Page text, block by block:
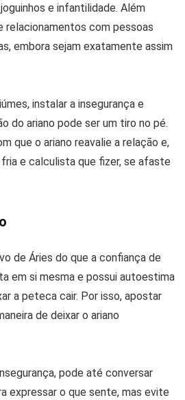
e infantilidade. Além
relacionamentos com pessoas
embora sejam exatamente assim
instalar a insegurança e
do ariano pode ser um tiro no pé.
que o ariano reavalie a relação e,
e calculista que fizer, se afaste
de Áries do que a confiança de
em si mesma e possui autoestima
a peteca cair. Por isso, apostar
de deixar o ariano
pode até conversar
expressar o que sente, mas evite